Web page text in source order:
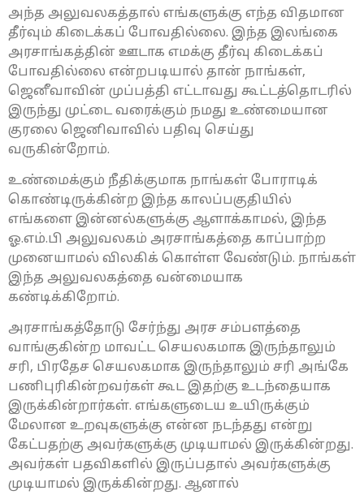
அந்த அலுவலகத்தால் எங்களுக்கு எந்த விதமான
தீர்வும் கிடைக்கப் போவதில்லை. இந்த இலங்கை
அரசாங்கத்தின் ஊடாக எமக்கு தீர்வு கிடைக்கப்
போவதில்லை என்றபடியால் தான் நாங்கள்,
ஜெனீவாவின் முப்பத்தி எட்டாவது கூட்டத்தொடரில்
இருந்து முட்டை வரைக்கும் நமது உண்மையான
குரலை ஜெனிவாவில் பதிவு செய்து
வருகின்றோம்.
உண்மைக்கும் நீதிக்குமாக நாங்கள் போராடிக்
கொண்டிருக்கின்ற இந்த காலப்பகுதியில்
எங்களை இன்னல்களுக்கு ஆளாக்காமல், இந்த
ஓ.எம்.பி அலுவலகம் அரசாங்கத்தை காப்பாற்ற
முனையாமல் விலகிக் கொள்ள வேண்டும். நாங்கள்
இந்த அலுவலகத்தை வன்மையாக
கண்டிக்கிறோம்.
அரசாங்கத்தோடு சேர்ந்து அரச சம்பளத்தை
வாங்குகின்ற மாவட்ட செயலகமாக இருந்தாலும்
சரி, பிரதேச செயலகமாக இருந்தாலும் சரி அங்கே
பணிபுரிகின்றவர்கள் கூட இதற்கு உடந்தையாக
இருக்கின்றார்கள். எங்களுடைய உயிருக்கும்
மேலான உறவுகளுக்கு என்ன நடந்தது என்று
கேட்பதற்கு அவர்களுக்கு முடியாமல் இருக்கின்றது.
அவர்கள் பதவிகளில் இருப்பதால் அவர்களுக்கு
முடியாமல் இருக்கின்றது. ஆனால்